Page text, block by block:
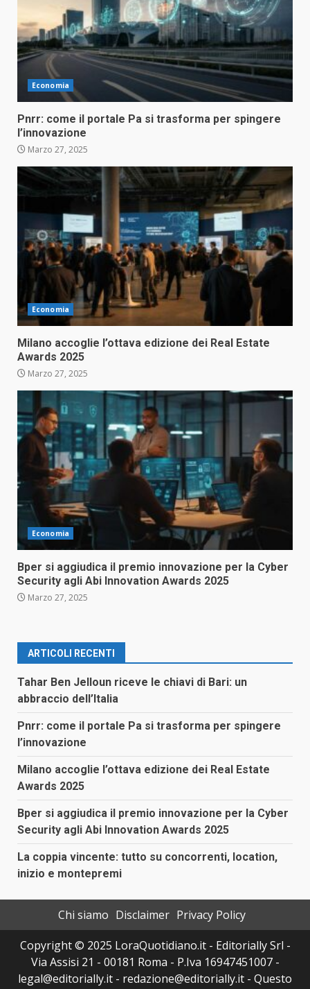
Economia
Pnrr: come il portale Pa si trasforma per spingere
l’innovazione
Marzo 27, 2025
Economia
Milano accoglie l’ottava edizione dei Real Estate
Awards 2025
Marzo 27, 2025
Economia
Bper si aggiudica il premio innovazione per la Cyber
Security agli Abi Innovation Awards 2025
Marzo 27, 2025
ARTICOLI RECENTI
Tahar Ben Jelloun riceve le chiavi di Bari: un
abbraccio dell’Italia
Pnrr: come il portale Pa si trasforma per spingere
l’innovazione
Milano accoglie l’ottava edizione dei Real Estate
Awards 2025
Bper si aggiudica il premio innovazione per la Cyber
Security agli Abi Innovation Awards 2025
La coppia vincente: tutto su concorrenti, location,
inizio e montepremi
Chi siamo Disclaimer Privacy Policy
Copyright © 2025 LoraQuotidiano.it - Editorially Srl -
Via Assisi 21 - 00181 Roma - P.Iva 16947451007 -
legal@editorially.it - redazione@editorially.it - Questo